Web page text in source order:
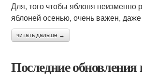
Для, того чтобы яблоня неизменно
яблоней осенью, очень важен,
читать дальше →
Последние обновления